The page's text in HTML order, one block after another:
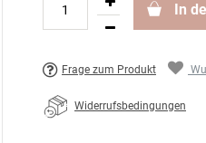
In
Frage zum Produkt
Widerrufsbedingungen